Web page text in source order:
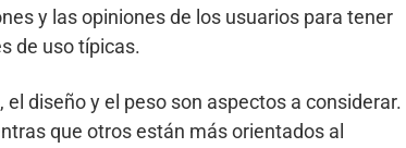
y las opiniones de los usuarios para tener
de uso típicas.
diseño y el peso son aspectos a considerar.
que otros están más orientados al